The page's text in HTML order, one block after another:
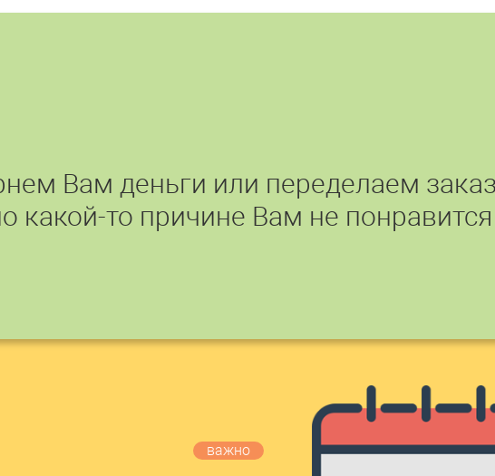
Вам деньги или переделаем
какой-то причине Вам не понравится
важно